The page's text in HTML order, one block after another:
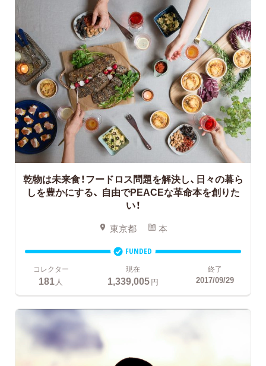
乾物は未来食！フードロス問題を解決し、日々の暮ら
しを豊かにする、 自由でPEACEな革命本を創りた
い！
東京都 本
FUNDED
コレクター
181 人
現在
1,339,005円
終了
2017/09/29